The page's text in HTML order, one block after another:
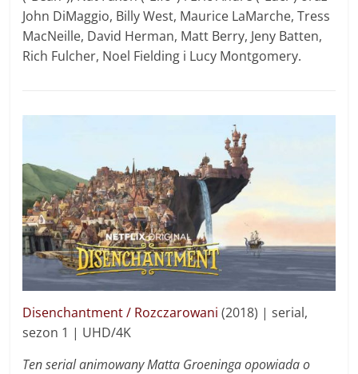
John DiMaggio, Billy West, Maurice LaMarche, Tress
MacNeille, David Herman, Matt Berry, Jeny Batten,
Rich Fulcher, Noel Fielding i Lucy Montgomery.
Disenchantment / Rozczarowani (2018) | serial,
sezon 1 | UHD/4K
Ten serial animowany Matta Groeninga opowiada o